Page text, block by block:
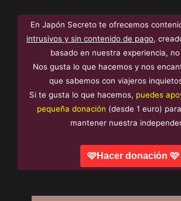
En Japón Secreto te ofrecemos
intrusivos y sin contenido de pago,
basado en nuestra experiencia,
Nos gusta lo que hacemos y nos
que sabemos con viajeros
Si te gusta lo que hacemos, puedes
pequeña donación (desde 1 euro)
mantener nuestra
🩷Hacer donación 🩷